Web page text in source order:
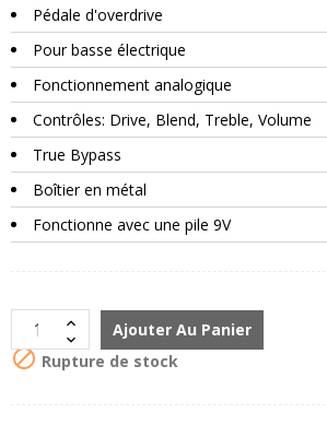
Pédale d'overdrive
Pour basse électrique
Fonctionnement analogique
Contrôles: Drive, Blend, Treble, Volume
True Bypass
Boîtier en métal
Fonctionne avec une pile 9V
Ajouter Au Panier
 Rupture de stock